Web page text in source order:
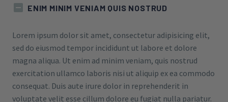
ENIM MINIM VENIAM QUIS NOSTRUD
Lorem ipsum dolor sit amet, consectetur adipisicing elit,
sed do eiusmod tempor incididunt ut labore et dolore
magna aliqua. Ut enim ad minim veniam, quis nostrud
exercitation ullamco laboris nisi ut aliquip ex ea commodo
consequat. Duis aute irure dolor in reprehenderit in
voluptate velit esse cillum dolore eu fugiat nulla pariatur.